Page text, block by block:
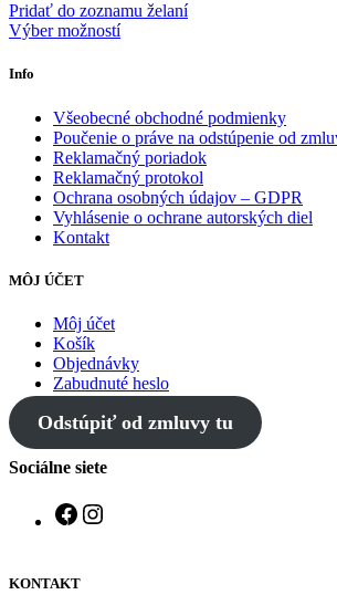
Pridať do zoznamu želaní
Výber možností
Info
Všeobecné obchodné podmienky
Poučenie o práve na odstúpenie od
Reklamačný poriadok
Reklamačný protokol
Ochrana osobných údajov – GDPR
Vyhlásenie o ochrane autorských diel
Kontakt
MÔJ ÚČET
Môj účet
Košík
Objednávky
Zabudnuté heslo
Odstúpiť od zmluvy tu
Sociálne siete
Facebook
KONTAKT